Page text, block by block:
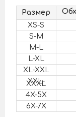
Размер
XS-S
S-M
M-L
L-XL
XL-XXL
XXL-
XXXL
4X-5X
6X-7X